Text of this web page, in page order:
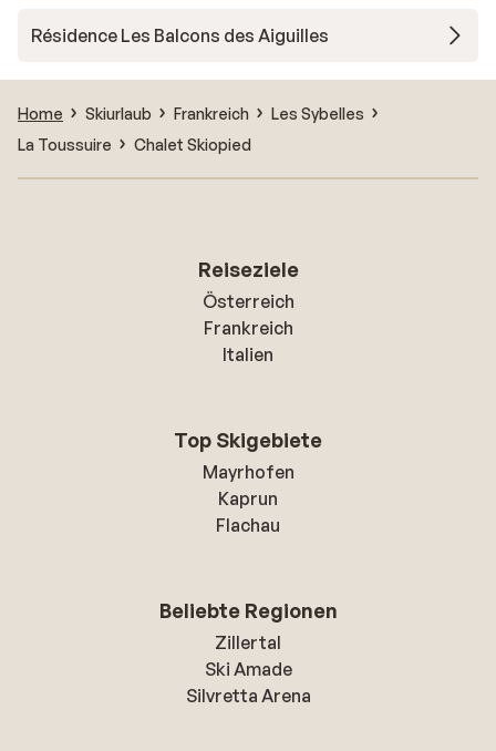
Résidence Les Balcons des Aiguilles
Home Skiurlaub Frankreich
Les Sybelles
La Toussuire
Chalet Skiopied
Reiseziele
Österreich
Frankreich
Italien
Top Skigebiete
Mayrhofen
Kaprun
Flachau
Beliebte Regionen
Zillertal
Ski Amade
Silvretta Arena